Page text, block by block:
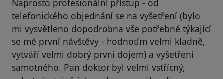
Naprosto profesionální přístup - od
telefonického objednání se na vyšetření (bylo
mi vysvětleno dopodrobna vše potřebné týkající
se mé první návštěvy - hodnotím velmi kladně,
vytváří velmi dobrý první dojem) a vyšetření
samotného. Pan doktor byl velmi vstřícný,